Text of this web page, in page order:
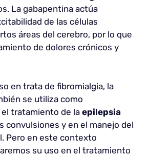
La gabapentina actúa
de las células
áreas del cerebro, por lo que
de dolores crónicos y
en trata de fibromialgia, la
se utiliza como
tratamiento de la epilepsia
convulsiones y en el manejo del
Pero en este contexto
su uso en el tratamiento